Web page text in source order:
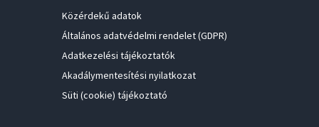
Közérdekű adatok
Általános adatvédelmi rendelet (GDPR)
Adatkezelési tájékoztatók
Akadálymentesítési nyilatkozat
Süti (cookie) tájékoztató